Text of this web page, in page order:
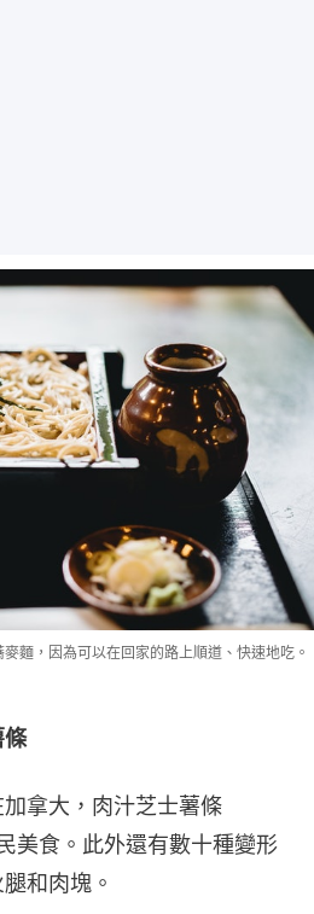
麵，因為可以在回家的路上順道、快速地吃。
條
拿大，肉汁芝士薯條
美食。此外還有數十種變形
和肉塊。